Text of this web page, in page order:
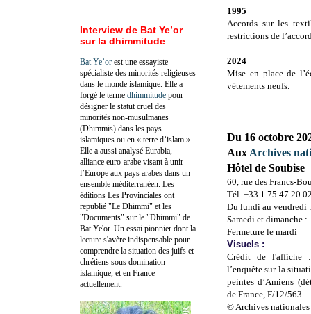
1995
Accords sur les
restrictions de
2024
Mise en place de
vêtements neufs.
Du 16 octobre
Aux Archives
Hôtel de Soubise
60, rue des Francs-
Tél. +33 1 75 47 20
Du lundi au vendredi
Samedi et dimanche :
Fermeture le mardi
Visuels :
Crédit de l'affiche
l’enquête sur la
peintes d’Amiens
de France, F/12/563
© Archives nationales
Interview de Bat Ye’or
sur la dhimmitude
Bat Ye’or est une essayiste
spécialiste des minorités religieuses
dans le monde islamique. Elle a
forgé le terme dhimmitude pour
désigner le statut cruel des
minorités non-musulmanes
(Dhimmis) dans les pays
islamiques ou en « terre d’islam ».
Elle a aussi analysé Eurabia,
alliance euro-arabe visant à unir
l’Europe aux pays arabes dans un
ensemble méditerranéen. Les
éditions Les Provinciales ont
republié "Le Dhimmi" et les
"Documents" sur le "Dhimmi" de
Bat Ye'or. Un essai pionnier dont la
lecture s'avère indispensable pour
comprendre la situation des juifs et
chrétiens sous domination
islamique, et en France
actuellement.